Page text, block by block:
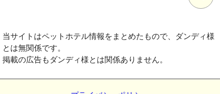
当サイトはペットホテル情報をまとめたもので、ダンディ様
とは無関係です。
掲載の広告もダンディ様とは関係ありません。